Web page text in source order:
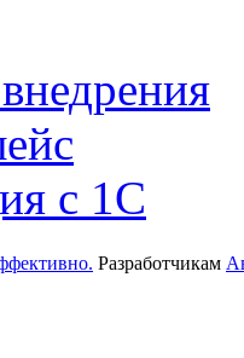
с 1С
Разработчикам